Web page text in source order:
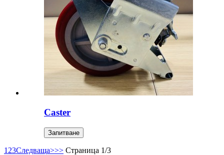
Caster
Запитване
1 23Следваща>>> Страница 1/3